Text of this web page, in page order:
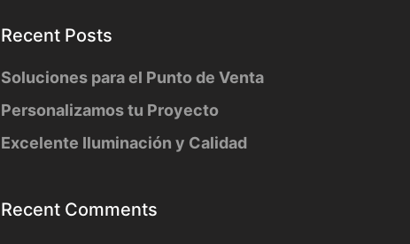
Recent Posts
Soluciones para el Punto de Venta
Personalizamos tu Proyecto
Excelente Iluminación y Calidad
Recent Comments